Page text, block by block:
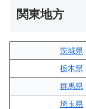
関東地方
茨城県
栃木県
群馬県
埼玉県